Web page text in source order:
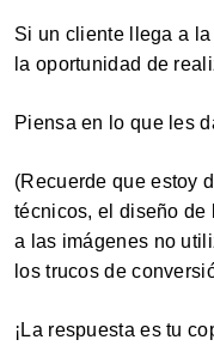
Si un cliente llega a
la oportunidad de
Piensa en lo que les
(Recuerde que estoy
técnicos, el diseño de
a las imágenes no
los trucos de
¡La respuesta es tu